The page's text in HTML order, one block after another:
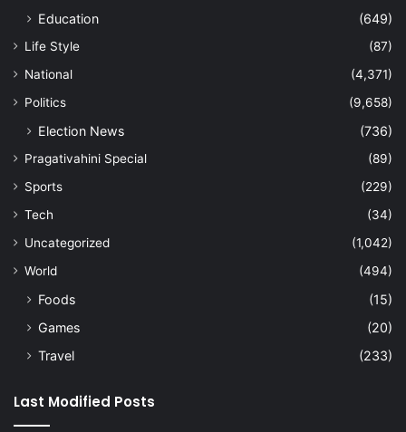
Education
(649)
Life Style
(87)
National
(4,371)
Politics
(9,658)
Election News (736)
Pragativahini Special
(89)
Sports
(229)
Tech
(34)
Uncategorized
(1,042)
World
(494)
Foods
(15)
Games
(20)
Travel
(233)
Last Modified Posts